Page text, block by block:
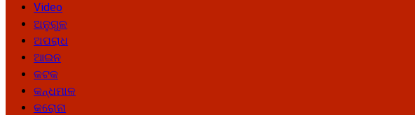
Video
ଅନୁଗୁଳ
ଅପରାଧ
ଆଇନ
କଟକ
କନ୍ଧମାଳ
କରୋନା